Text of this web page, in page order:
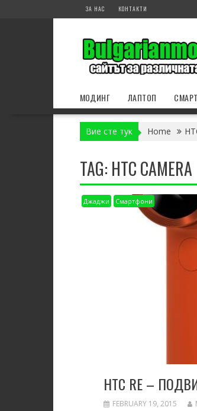
ЗА НАС КОНТАКТИ
МОДИНГ ЛАПТОП
Вие сте тук Home
TAG: HTC CAMERA
Джаджи Смартфони
HTC RE –
FEBRUARY 19, 2015